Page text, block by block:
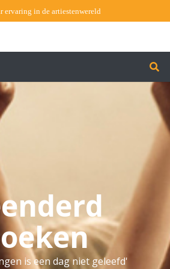
ervaring in de artiestenwereld
is een dag niet geleefd'